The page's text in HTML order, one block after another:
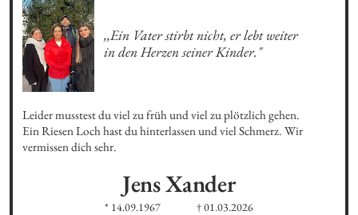
,,Ein Vater stirbt nicht, er lebt weiter
in den Herzen seiner Kinder."
Leider musstest du viel zu früh und viel zu plötzlich gehen.
Ein Riesen Loch hast du hinterlassen und viel Schmerz. Wir
vermissen dich sehr.
JensXander
* 14.09.1967 † 01.03.2026